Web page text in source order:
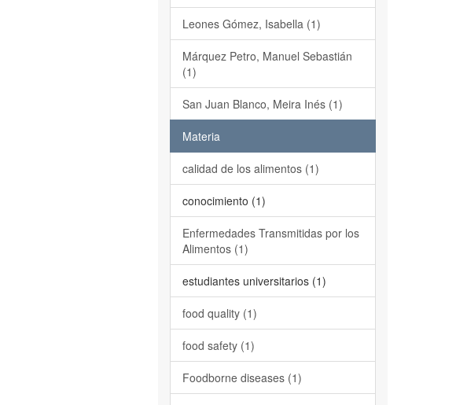
Leones Gómez, Isabella (1)
Márquez Petro, Manuel Sebastián
(1)
San Juan Blanco, Meira Inés (1)
Materia
calidad de los alimentos (1)
conocimiento (1)
Enfermedades Transmitidas por los
Alimentos (1)
estudiantes universitarios (1)
food quality (1)
food safety (1)
Foodborne diseases (1)